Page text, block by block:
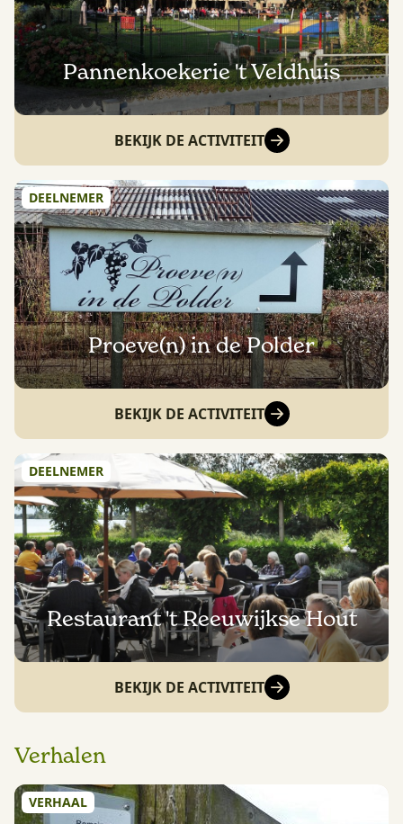
Pannenkoekerie 't Veldhuis
BEKIJK DE ACTIVITEIT
DEELNEMER
Proeve(n) in de Polder
BEKIJK DE ACTIVITEIT
DEELNEMER
Restaurant 't Reeuwijkse Hout
BEKIJK DE ACTIVITEIT
Verhalen
VERHAAL